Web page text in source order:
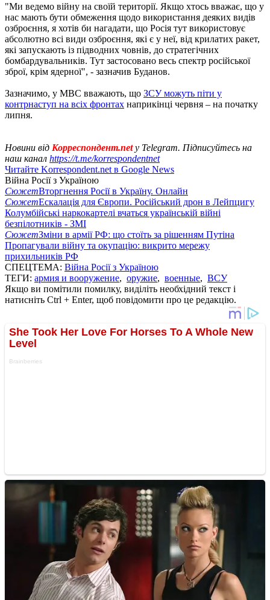
"Ми ведемо війну на своїй території. Якщо хтось вважає, що у
нас мають бути обмеження щодо використання деяких видів
озброєння, я хотів би нагадати, що Росія тут використовує
абсолютно всі види озброєння, які є у неї, від крилатих ракет,
які запускають із підводних човнів, до стратегічних
бомбардувальників. Тут застосовано весь спектр російської
зброї, крім ядерної", - зазначив Буданов.
Зазначимо, у МВС вважають, що ЗСУ можуть піти у
контрнаступ на всіх фронтах наприкінці червня – на початку
липня.
Новини від Корреспондент.netу Telegram. Підписуйтесь на
наш канал https://t.me/korrespondentnet
Читайте Korrespondent.net в Google News
Війна Росії з Україною
СюжетВторгнення Росії в Україну. Онлайн
СюжетЕскалація для Європи. Російський дрон в Лейпцигу
Колумбійські наркокартелі вчаться українській війні
безпілотників - ЗМІ
СюжетЗміни в армії РФ: що стоїть за рішенням Путіна
Пропагували війну та окупацію: викрито мережу
прихильників РФ
СПЕЦТЕМА: Війна Росії з Україною
ТЕГИ: армия и вооружение, оружие, военные, ВСУ
Якщо ви помітили помилку, виділіть необхідний текст і
натисніть Ctrl + Enter, щоб повідомити про це редакцію.